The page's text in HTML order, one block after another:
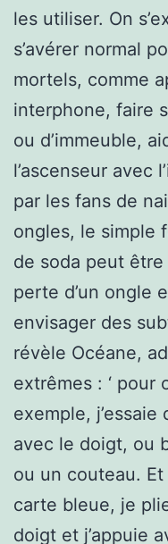
les utiliser. On
s’avérer normal
mortels, comme
interphone, faire
ou d’immeuble,
l’ascenseur avec
par les fans de
ongles, le simple
de soda peut
perte d’un ongle
envisager des
révèle Océane,
extrêmes : ‘ pour
exemple,
avec le doigt, ou
ou un couteau.
carte bleue, je
doigt et j’appuie